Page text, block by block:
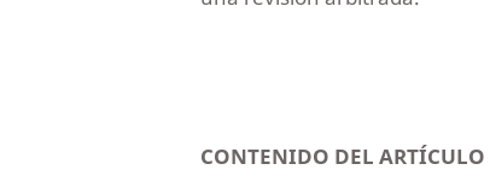
CONTENIDO DEL ARTÍCULO